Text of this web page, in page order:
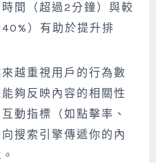
間（超過2分鐘）與較
）有助於提升排
來越重視用戶的行為數
夠反映內容的相關性
動指標（如點擊率、
搜索引擎傳遞你的內